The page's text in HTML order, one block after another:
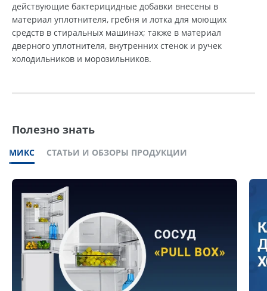
действующие бактерицидные добавки внесены в
материал уплотнителя, гребня и лотка для моющих
средств в стиральных машинах; также в материал
дверного уплотнителя, внутренних стенок и ручек
холодильников и морозильников.
Полезно знать
МИКС СТАТЬИ И ОБЗОРЫ ПРОДУКЦИИ